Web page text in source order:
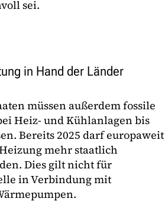
sei.
in Hand der Länder
müssen außerdem fossile
Heiz- und Kühlanlagen bis
Bereits 2025 darf europaweit
mehr staatlich
Dies gilt nicht für
in Verbindung mit